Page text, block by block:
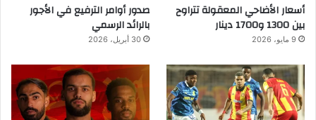
أسعار الأضاحي المعقولة تتراوح
بين 1300 و1700 دينار
9 مايو، 2026
صدور أوامر الترفيع في الأجور
بالرائد الرسمي
30 أبريل، 2026